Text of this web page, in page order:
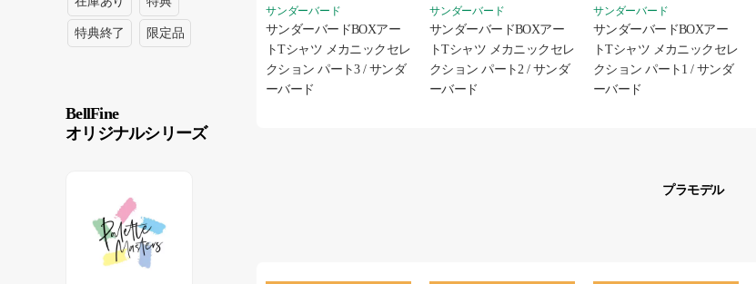
サンダーバード
サンダーバードBOXアー
トTシャツ メカニックセレ
クション パート3 / サンダ
ーバード
サンダーバード
サンダーバードBOXアー
トTシャツ メカニックセレ
クション パート2 / サンダ
ーバード
サンダーバード
サンダーバードBOXアー
トTシャツ メカニックセレ
クション パート1 / サンダ
ーバード
プラモデル
特典終了 限定品
BellFine
オリジナルシリーズ